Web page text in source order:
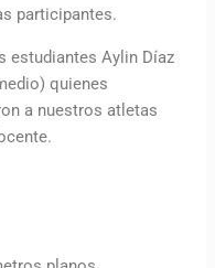
participantes.
estudiantes Aylin Díaz
quienes
a nuestros atletas